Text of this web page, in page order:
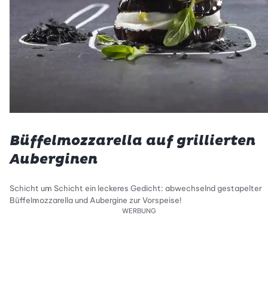
Büffelmozzarella auf grillierten
Auberginen
Schicht um Schicht ein leckeres Gedicht: abwechselnd gestapelter
Büffelmozzarella und Aubergine zur Vorspeise!
WERBUNG